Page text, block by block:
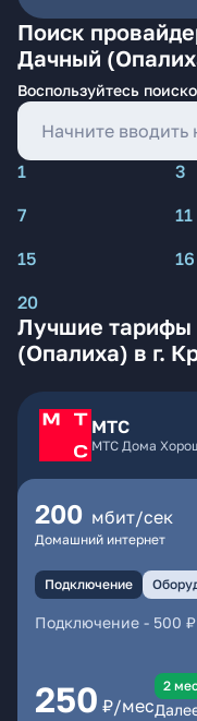
Поиск
Дачный
Воспользуйтесь
1 3
7
11
15
16
20
Лучшие тарифы
(Опалиха) в г.
МТС
МТС Дома
200 мбит/сек
Домашний интернет
Подключение
Подключение - 500
250 ₽/мес
2